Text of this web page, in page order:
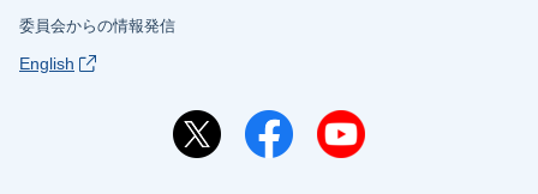
委員会からの情報発信
English